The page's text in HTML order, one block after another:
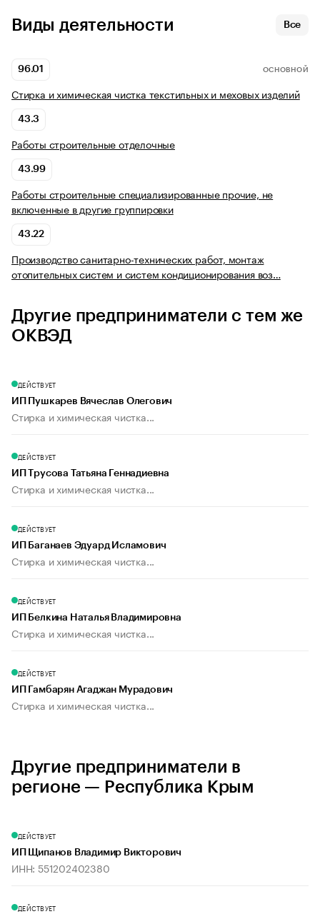
Виды деятельности Все
96.01 ОСНОВНОЙ
Стирка и химическая чистка текстильных и меховых изделий
43.3
Работы строительные отделочные
43.99
Работы строительные специализированные прочие, не
включенные в другие группировки
43.22
Производство санитарно-технических работ, монтаж
отопительных систем и систем кондиционирования воз…
Другие предприниматели с тем же
ОКВЭД
ДЕЙСТВУЕТ
ИП Пушкарев Вячеслав Олегович
Стирка и химическая чистка...
ДЕЙСТВУЕТ
ИП Трусова Татьяна Геннадиевна
Стирка и химическая чистка...
ДЕЙСТВУЕТ
ИП Баганаев Эдуард Исламович
Стирка и химическая чистка...
ДЕЙСТВУЕТ
ИП Белкина Наталья Владимировна
Стирка и химическая чистка...
ДЕЙСТВУЕТ
ИП Гамбарян Агаджан Мурадович
Стирка и химическая чистка...
Другие предприниматели в
регионе — Республика Крым
ДЕЙСТВУЕТ
ИП Щипанов Владимир Викторович
ИНН: 551202402380
ДЕЙСТВУЕТ